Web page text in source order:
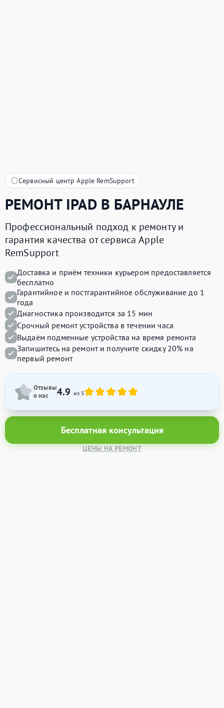
Сервисный центр Apple RemSupport
РЕМОНТ IPADВ БАРНАУЛЕ
Профессиональный подход к ремонту и
гарантия качества от сервиса Apple
RemSupport
Доставка и приём техники курьером предоставляется
бесплатно
Гарантийное и постгарантийное обслуживание до 1
года
Диагностика производится за 15 мин
Срочный ремонт устройства в течении часа
Выдаём подменные устройства на время ремонта
Запишитесь на ремонт и получите скидку 20% на
первый ремонт
Отзывы
о нас
4.9 из 5
Бесплатная консультация
ЦЕНЫ НА РЕМОНТ